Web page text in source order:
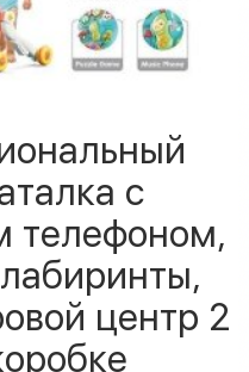
с
телефоном,
центр 2